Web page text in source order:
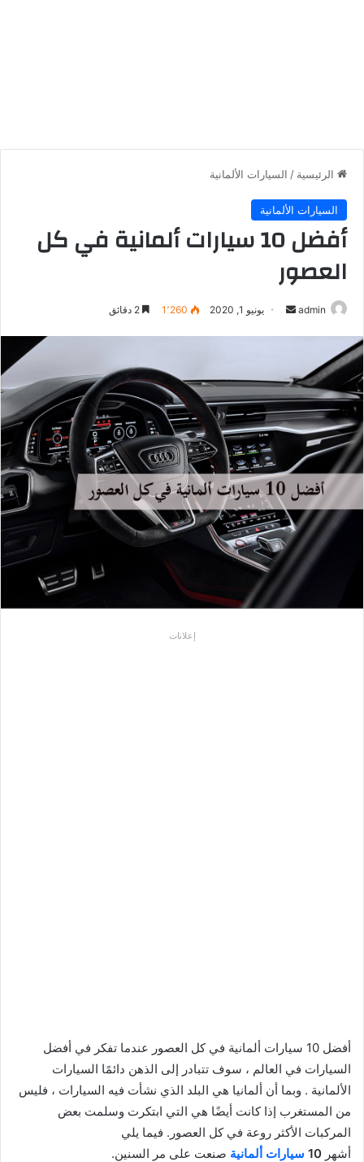
الرئيسية / السيارات الألمانية
السيارات الألمانية
أفضل 10 سيارات ألمانية في كل
العصور
admin
أرسل يونيو 1, 2020 1٬260
إعلانات
أفضل 10 سيارات ألمانية في كل العصور عندما تفكر في أفضل
السيارات في العالم ، سوف تتبادر إلى الذهن دائمًا السيارات
الألمانية . وبما أن ألمانيا هي البلد الذي نشأت فيه السيارات ، فليس
من المستغرب إذا كانت أيضًا هي التي ابتكرت وسلمت بعض
المركبات الأكثر روعة في كل العصور. فيما يلي
أشهر 10 سيارات ألمانية صنعت على مر السنين.